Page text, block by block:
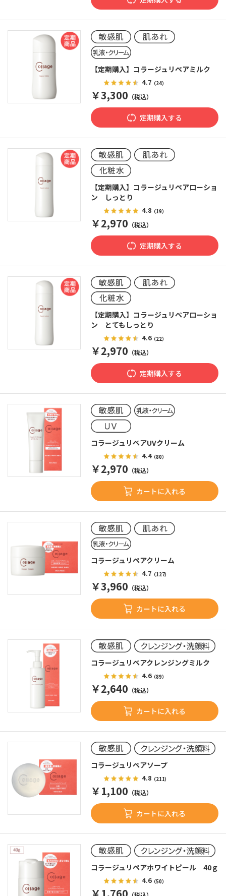
【定期購入】コラージュリペアミルク
4.7（24）
￥3,300 （税込）
定期購入する
【定期購入】コラージュリペアローショ
ン しっとり
4.8（19）
￥2,970 （税込）
定期購入する
【定期購入】コラージュリペアローショ
ン とてもしっとり
4.6（22）
￥2,970 （税込）
定期購入する
コラージュリペアUVクリーム
4.4（80）
￥2,970 （税込）
カートに入れる
コラージュリペアクリーム
4.7（127）
￥3,960 （税込）
カートに入れる
コラージュリペアクレンジングミルク
4.6（89）
￥2,640 （税込）
カートに入れる
コラージュリペアソープ
4.8（211）
￥1,100 （税込）
カートに入れる
コラージュリペアホワイトピール 40ｇ
4.6（50）